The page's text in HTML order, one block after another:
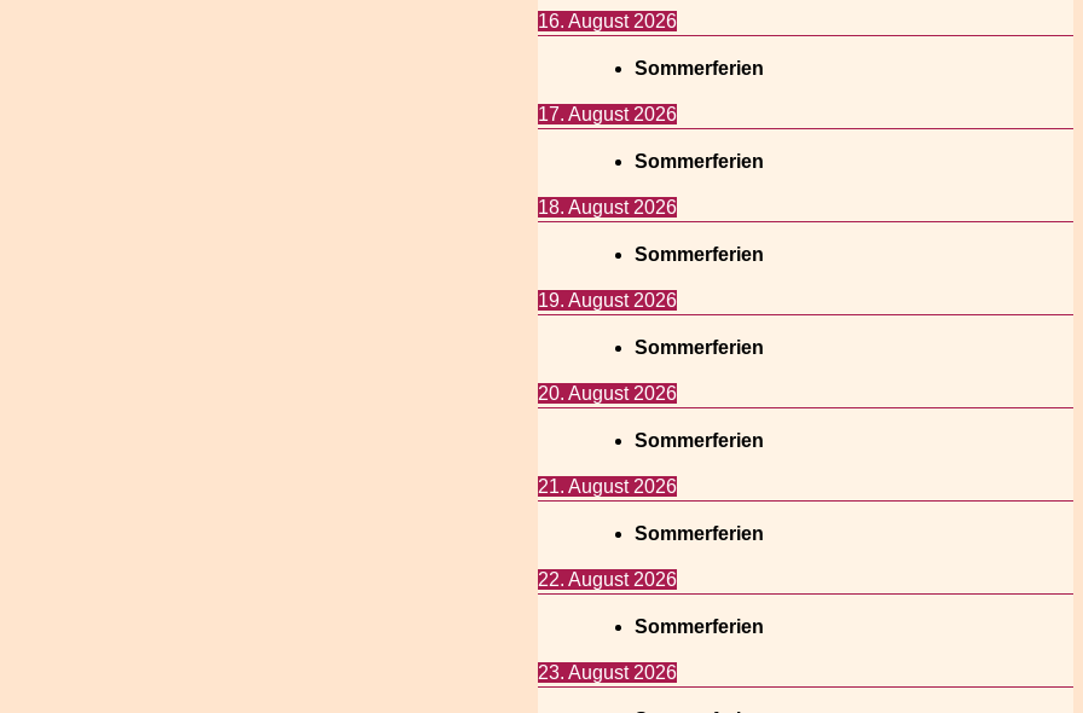
16. August 2026
Sommerferien
17. August 2026
Sommerferien
18. August 2026
Sommerferien
19. August 2026
Sommerferien
20. August 2026
Sommerferien
21. August 2026
Sommerferien
22. August 2026
Sommerferien
23. August 2026